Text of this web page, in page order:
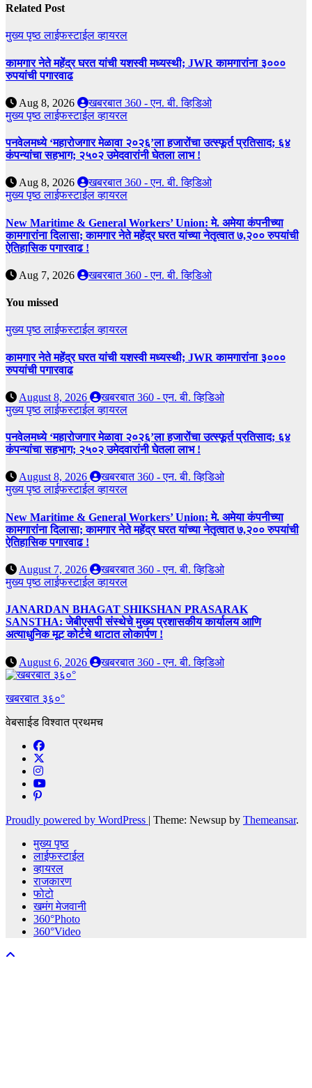
Related Post
मुख्य पृष्ठलाईफस्टाईलव्हायरल
कामगार नेते महेंद्र घरत यांची यशस्वी मध्यस्थी; JWR कामगारांना ३०००
रुपयांची पगारवाढ
Aug 8, 2026
खबरबात 360 - एन. बी. व्हिडिओ
मुख्य पृष्ठलाईफस्टाईलव्हायरल
पनवेलमध्ये ‘महारोजगार मेळावा २०२६’ला हजारोंचा उत्स्फूर्त प्रतिसाद; ६४
कंपन्यांचा सहभाग; २५०२ उमेदवारांनी घेतला लाभ !
Aug 8, 2026
खबरबात 360 - एन. बी. व्हिडिओ
मुख्य पृष्ठलाईफस्टाईलव्हायरल
New Maritime & General Workers’ Union: मे. अमेया कंपनीच्या
कामगारांना दिलासा; कामगार नेते महेंद्र घरत यांच्या नेतृत्वात ७,२०० रुपयांची
ऐतिहासिक पगारवाढ !
Aug 7, 2026 खबरबात 360 - एन. बी. व्हिडिओ
You missed
मुख्य पृष्ठलाईफस्टाईलव्हायरल
कामगार नेते महेंद्र घरत यांची यशस्वी मध्यस्थी; JWR कामगारांना ३०००
रुपयांची पगारवाढ
August 8, 2026
खबरबात 360 - एन. बी. व्हिडिओ
मुख्य पृष्ठलाईफस्टाईलव्हायरल
पनवेलमध्ये ‘महारोजगार मेळावा २०२६’ला हजारोंचा उत्स्फूर्त प्रतिसाद; ६४
कंपन्यांचा सहभाग; २५०२ उमेदवारांनी घेतला लाभ !
August 8, 2026
खबरबात 360 - एन. बी. व्हिडिओ
मुख्य पृष्ठलाईफस्टाईलव्हायरल
New Maritime & General Workers’ Union: मे. अमेया कंपनीच्या
कामगारांना दिलासा; कामगार नेते महेंद्र घरत यांच्या नेतृत्वात ७,२०० रुपयांची
ऐतिहासिक पगारवाढ !
August 7, 2026
खबरबात 360 - एन. बी. व्हिडिओ
मुख्य पृष्ठलाईफस्टाईलव्हायरल
JANARDAN BHAGAT SHIKSHAN PRASARAK
SANSTHA: जेबीएसपी संस्थेचे मुख्य प्रशासकीय कार्यालय आणि
अत्याधुनिक मूट कोर्टचे थाटात लोकार्पण !
August 6, 2026 खबरबात 360 - एन. बी. व्हिडिओ
खबरबात ३६०°
वेबसाईड विश्वात प्रथमच
Proudly powered by WordPress | Theme: Newsup by Themeansar.
मुख्य पृष्ठ
लाईफस्टाईल
व्हायरल
राजकारण
फोटो
खमंग मेजवानी
360°Photo
360°Video